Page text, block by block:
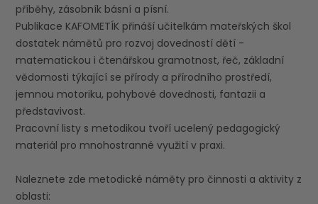
příběhy, zásobník básní a písní.
Publikace KAFOMETÍK přináší učitelkám mateřských škol
dostatek námětů pro rozvoj dovedností dětí -
matematickou i čtenářskou gramotnost, řeč, základní
vědomosti týkající se přírody a přírodního prostředí,
jemnou motoriku, pohybové dovednosti, fantazii a
představivost.
Pracovní listy s metodikou tvoří ucelený pedagogický
materiál pro mnohostranné využití v praxi.
Naleznete zde metodické náměty pro činnosti a aktivity z
oblasti: